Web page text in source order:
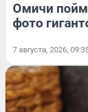
Омичи
фото
7 августа, 2026,